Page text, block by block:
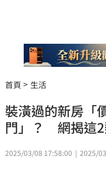
首頁 生活
裝潢過的新房「
門」？ 網揭這2
2025/03/08 17:58:00 2025/